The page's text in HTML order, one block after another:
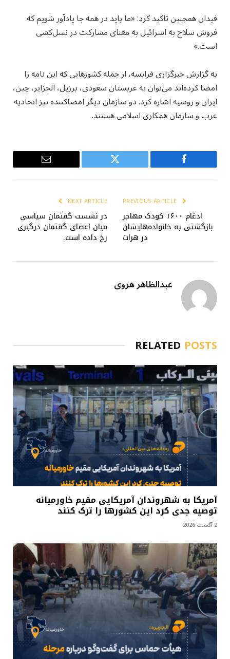
فیدان همچنین تاکید کرد: «ما باید در همه جا یادآور شویم که
فروش سلاح به اسرائیل به معنای مشارکت در نسل‌کشی
است.»
به گزارش خبرگزاری فرانسه، از جمله کشورهایی که این نامه را
امضا کرده‌اند می‌توان به عربستان سعودی، برزیل، الجزایر، چین،
ایران و روسیه اشاره کرد. دو سازمان دیگر امضاکننده نیز اتحادیه
عرب و سازمان همکاری اسلامی هستند.
Facebook
Twitter
Email
ادغام ۱۶۰۰ کودک مهاجر
بازگشتی به خانواده‌هایشان
در هرات
NEXT ARTICLE
در نشست گفتمان سیاسی
میان اعضای گفتمان درگیری
رخ داده است.
عبدالظاهر هروی
RELATED POSTS
آمریکا به شهروندان آمریکایی مقیم خاورمیانه
توصیه جدی کرد این کشورها را ترک کنند
2 آگست 2026